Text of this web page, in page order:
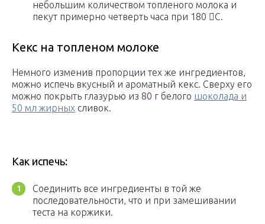
небольшим количеством топленого молока и
пекут примерно четверть часа при 180 С.
Кекс на топленом молоке
Немного изменив пропорции тех же ингредиентов,
можно испечь вкусный и ароматный кекс. Сверху его
можно покрыть глазурью из 80 г белого шоколада и
50 мл жирных сливок.
Как испечь:
Соединить все ингредиенты в той же
последовательности, что и при замешивании
теста на коржики.